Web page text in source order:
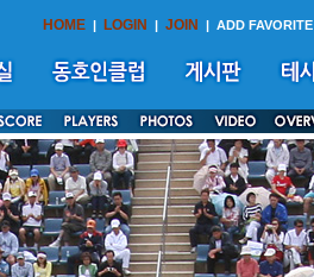
HOME | LOGIN | JOIN | ADD FAVORITE